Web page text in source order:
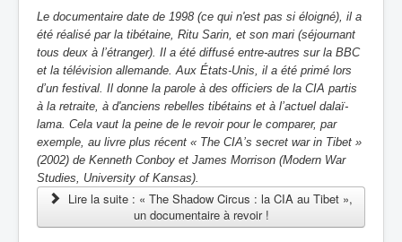
Le documentaire date de 1998 (ce qui n'est pas si éloigné), il a
été réalisé par la tibétaine, Ritu Sarin, et son mari (séjournant
tous deux à l’étranger). Il a été diffusé entre-autres sur la BBC
et la télévision allemande. Aux États-Unis, il a été primé lors
d’un festival. Il donne la parole à des officiers de la CIA partis
à la retraite, à d'anciens rebelles tibétains et à l’actuel dalaï-
lama. Cela vaut la peine de le revoir pour le comparer, par
exemple, au livre plus récent « The CIA’s secret war in Tibet »
(2002) de Kenneth Conboy et James Morrison (Modern War
Studies, University of Kansas).
Lire la suite : « The Shadow Circus : la CIA au Tibet »,
un documentaire à revoir !